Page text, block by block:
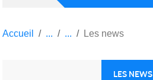
Accueil Les news
LES NEWS